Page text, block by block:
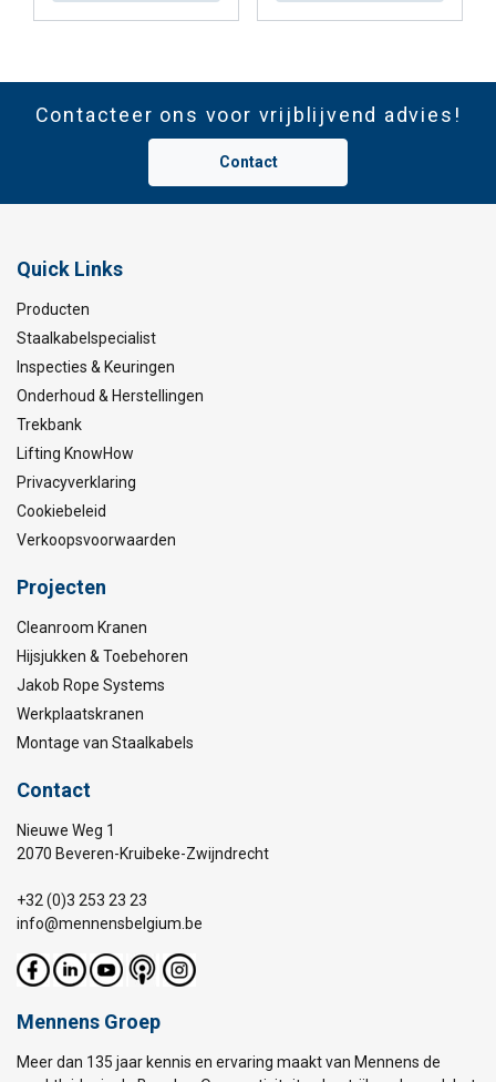
Contacteer ons voor vrijblijvend advies!
Contact
Quick Links
Producten
Staalkabelspecialist
Inspecties & Keuringen
Onderhoud & Herstellingen
Trekbank
Lifting KnowHow
Privacyverklaring
Cookiebeleid
Verkoopsvoorwaarden
Projecten
Cleanroom Kranen
Hijsjukken & Toebehoren
Jakob Rope Systems
Werkplaatskranen
Montage van Staalkabels
Contact
Nieuwe Weg 1
2070 Beveren-Kruibeke-Zwijndrecht
+32 (0)3 253 23 23
info@mennensbelgium.be
Mennens Groep
Meer dan 135 jaar kennis en ervaring maakt van Mennens de